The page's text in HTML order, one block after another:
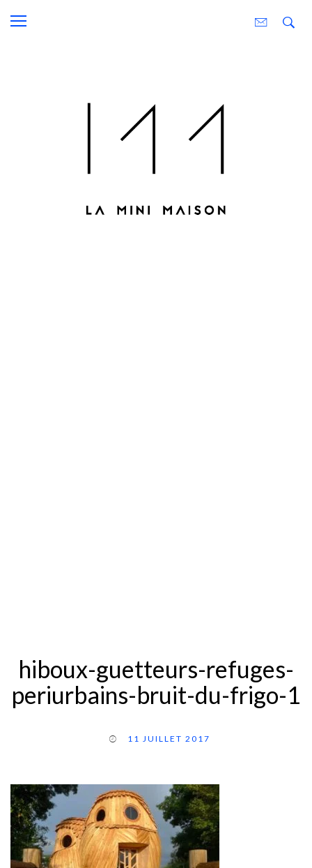
hiboux-guetteurs-refuges-
periurbains-bruit-du-frigo-1
11 JUILLET 2017